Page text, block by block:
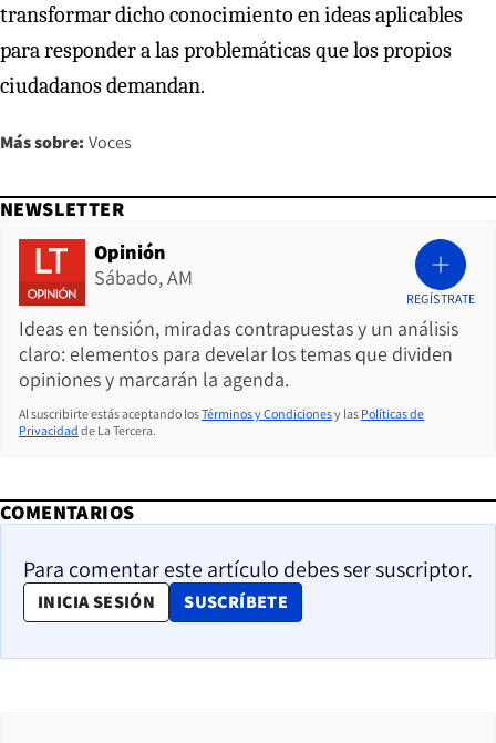
transformar dicho conocimiento en ideas aplicables
para responder a las problemáticas que los propios
ciudadanos demandan.
Más sobre: Voces
NEWSLETTER
Opinión
Sábado, AM
Ideas en tensión, miradas contrapuestas y un análisis
claro: elementos para develar los temas que dividen
opiniones y marcarán la agenda.
REGÍSTRATE
Al suscribirte estás aceptando losTérminos y Condicionesy las Políticas de
Privacidad de La Tercera.
COMENTARIOS
Para comentar este artículo debes ser suscriptor.
INICIA SESIÓN SUSCRÍBETE
OPENS IN NEW WINDOW